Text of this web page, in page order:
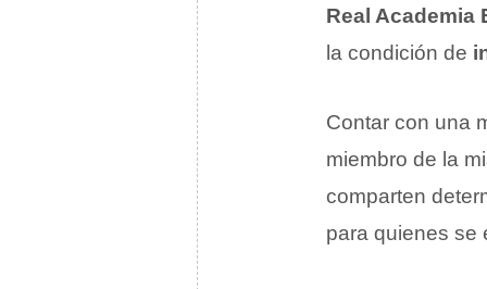
Real Academia
la condición de
Contar con una
miembro de la
comparten
para quienes se